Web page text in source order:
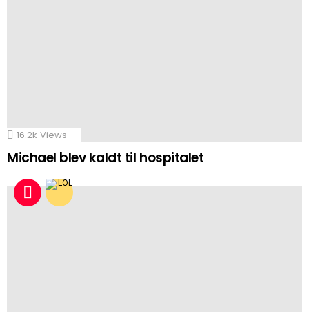
16.2k Views
Michael blev kaldt til hospitalet